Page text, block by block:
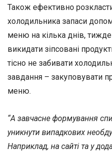
Також ефективно
холодильника запаси
меню на кілька днів,
викидати зіпсовані
тісно не забивати
завдання – закуповувати
меню.
“А завчасне формування
уникнути випадкових
Наприклад, на сайті та у